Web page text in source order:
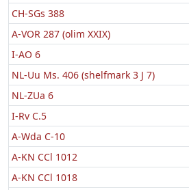
CH-SGs 388
A-VOR 287 (olim XXIX)
I-AO 6
NL-Uu Ms. 406 (shelfmark 3 J 7)
NL-ZUa 6
I-Rv C.5
A-Wda C-10
A-KN CCl 1012
A-KN CCl 1018